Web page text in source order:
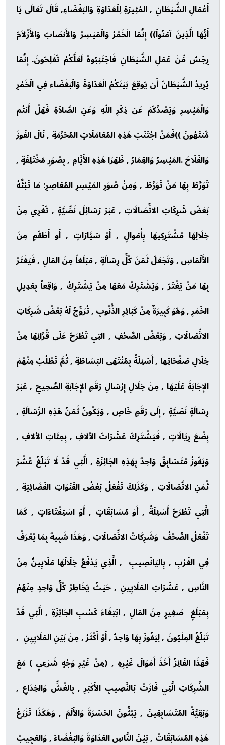
أَعْمَالِ الشَّيْطَانِ , المُثِيرَةِ لِلْعَدَاوَةِ وَالبَغْضَاءِ, قَالَ تَعَالَى يَا
أَيُّهَا الَّذِينَ آمَنُواْ)) إِنَّمَا الْخَمْرُ وَالْمَيْسِرُ وَالأَنصَابُ وَالأَزْلاَمُ
رِجْسٌ مِّنْ عَمَلِ الشَّيْطَانِ فَاجْتَنِبُوهُ لَعَلَّكُمْ تُفْلِحُونَ. إِنَّمَا
يُرِيدُ الشَّيْطَانُ أَن يُوقِعَ بَيْنَكُمُ الْعَدَاوَةَ وَالْبَغْضَاء فِي الْخَمْرِ
وَالْمَيْسِرِ وَيَصُدَّكُمْ عَن ذِكْرِ اللّهِ وَعَنِ الصَّلاَةِ فَهَلْ أَنتُم
مُّنتَهُونَ ))فَمَنْ اجْتَنَبَ هَذِهِ المُعَامَلَاتٍ المُحَرَّمَةِ , نَالَ الفَوزَ
وَالفَلَاحَ .المَيْسِرُ وَالقِمَارُ , ظَهَرَا هَذِهِ الأَيَّامِ , بِصُوَرٍ مُخْتَلِفَةٍ ,
تَوَرَّطَ بِهَا مَنْ تَوَرَّطَ , وَمِنْ صُوَرِ المَيْسِرِ المُعَاصِرِ: مَا تَبُثُّهُ
بَعْضُ شَرِكَاتِ الاتِّصَالَاتِ , عَبْرَ رَسَائِلَ نَصِّيَّةٍ , تُغْرِي مِنْ
خِلَالِهَا مُشْتَرِكِيهَا بِأْمَوالٍ , أَوْ سَيَّارَاتٍ , أَو أَطْقُمٍ مِنَ
الأَلْمَاسِ , وَتَجْعَلُ ثَمَنَ كُلِّ رِسَالَةٍ , مَبْلَغاً مِنَ المَالِ , فَيَغْتَرُ
بِهَا مَنْ يَغْتَرُ , وَيَشْتَرِكُ مَعَهَا مِنْ يَشْتَرِكُ , وَاقِعاً بِعَدِيلِ
الخَمْرِ , وَهُوَ كَبِيرَةٌ مِنْ كَبَائِرِ الذُّنُوبِ , تُرَوِّجُ لَهُ بَعْضُ شَرِكَاتِ
الاتِّصَالَاتِ , وَبَعْضُ الصُّحُفِ , التِي تَطْرَحُ عَلَى قُرَّائِهَا مِنْ
خِلَالِ صَفْحَاتِها , أَسْئِلَةً بِمُنْتَهَى البَسَاطَةِ , ثُمَّ تَطْلُبُ مِنْهُمْ
الإِجَابَةَ عَلَيْهَا , مِنْ خِلَالِ إِرْسَالِ رَقَمِ الإِجَابَةِ الصَّحِيحِ , عَبْرَ
رِسَالَةٍ نَصْيَّةٍ , إِلَى رَقَمٍ خَاصٍ , وَيَكُونُ ثَمَنُ هَذِهِ الرِّسَالَةِ ,
بِضْعَ رِيَالَاتٍ , فَيَشْتَرِكُ عَشَرَاتُ الألافِ , بِمِئَاتِ الألافِ ,
وَيَفُوزُ مُتَسَابِقٌ وَاحِدٌ بِهَذِهِ الجَائِزَةِ , الَّتِي قَدْ لَا تَبْلُغُ عُشْرَ
ثُمْنِ الاتَّصَالَاتِ , وَكَذَلِكَ تَفْعَلُ بَعْضُ القَنَوَاتِ الفَضَائِيَةِ ,
الَّتِي تَطْرَحُ أَسْئِلَةً , أَوْ مُسَابَقَاتٍ , أَوْ اسْتِفْتَاءَاتٍ , كَمَا
تَفْعَلُ الصُّحُفُ وَشَرِكَاتُ الاتِّصَالَاتِ , وَهَذَا شَبِيهٌ بِمَا يُعْرَفُ
فِي الغَرْبِ , بِاليَانَصِيبِ , الَّذِي يَدْفَعُ خِلَالَهَا مَلَايِينٌ مِنَ
النَّاسِ , عَشَرَاتِ المَلَايِينِ , حَيْثُ يُخَاطِرُ كُلُّ وَاحِدٍ مِنْهُمْ
بِمَبْلَغٍ صَغِيرٍ مِنَ المَالِ , ابْتِغَاءَ كَسْبِ الجَائِزَةِ , الَّتِي قَدْ
تَبْلُغُ المِلْيُونَ , لِيَفُوزَ بِهَا وَاحِدٌ , أَوْ أَكْثَرُ , مِنْ بَيْنِ المَلَايِيِنِ ,
فَهَذَا الفَائِزُ أَخَذَ أَمْوَالَ غَيْرِهِ , (مِنْ غَيْرِ وَجْهٍ شَرْعِيٍ ) مَعَ
الشَّرِكَاتِ الَّتِي فَازَتْ بَالنَّصِيبِ الأَكْبَرِ , بِالغْشِّ وَالخِدَاعِ ,
وَبَقِيَّةُ المُتَسَابِقِينَ , يَبُثُّونَ الحَسْرَةَ وَالأَلَمَ , وَهَكَذَا تَزْرَعُ
هَذِهِ المُسَابَقَاتُ , بَيْنَ النَّاسِ العَدَاوَةَ وَالبَغْضَاءَ , وَالعَجِيبُ